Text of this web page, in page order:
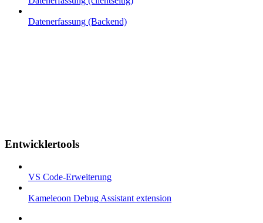
Datenerfassung (Backend)
Entwicklertools
VS Code-Erweiterung
Kameleoon Debug Assistant extension